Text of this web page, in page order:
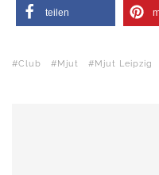
teilen
Club Mjut Mjut Leipzig